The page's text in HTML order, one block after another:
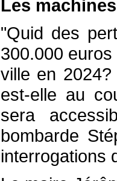
Les
"Quid des
300.000
ville en
est-elle au
sera
bombarde
interrogations